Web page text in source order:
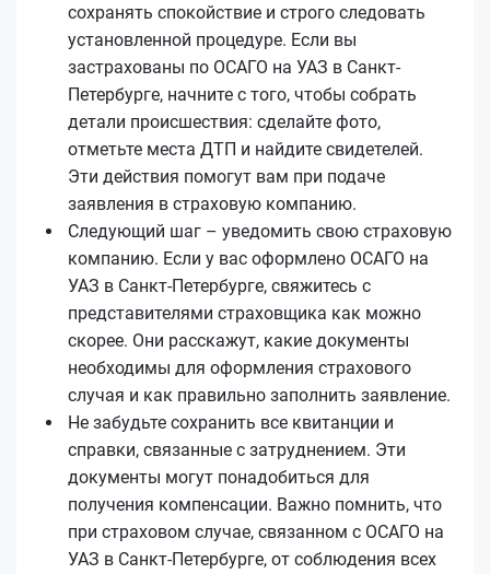
сохранять спокойствие и строго следовать
установленной процедуре. Если вы
застрахованы по ОСАГО на УАЗ в Санкт-
Петербурге, начните с того, чтобы собрать
детали происшествия: сделайте фото,
отметьте места ДТП и найдите свидетелей.
Эти действия помогут вам при подаче
заявления в страховую компанию.
Следующий шаг – уведомить свою страховую
компанию. Если у вас оформлено ОСАГО на
УАЗ в Санкт-Петербурге, свяжитесь с
представителями страховщика как можно
скорее. Они расскажут, какие документы
необходимы для оформления страхового
случая и как правильно заполнить заявление.
Не забудьте сохранить все квитанции и
справки, связанные с затруднением. Эти
документы могут понадобиться для
получения компенсации. Важно помнить, что
при страховом случае, связанном с ОСАГО на
УАЗ в Санкт-Петербурге, от соблюдения всех